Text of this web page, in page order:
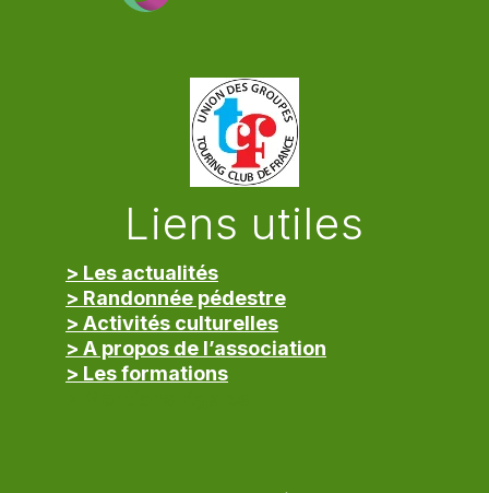
Liens utiles
> Les actualités
> Randonnée pédestre
> Activités culturelles
> A propos de l’association
> Les formations